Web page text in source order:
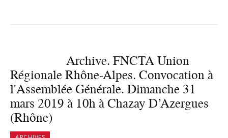
Archive. FNCTA Union
Régionale Rhône-Alpes. Convocation à
l'Assemblée Générale. Dimanche 31
mars 2019 à 10h à Chazay D’Azergues
(Rhône)